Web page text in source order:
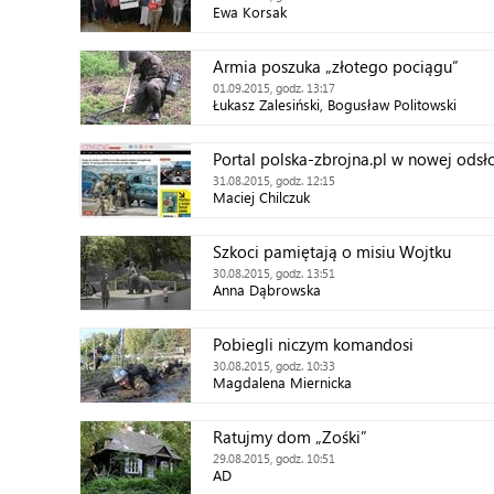
Ewa Korsak
Armia poszuka „złotego pociągu”
01.09.2015, godz. 13:17
Łukasz Zalesiński, Bogusław Politowski
Portal polska-zbrojna.pl w nowej
31.08.2015, godz. 12:15
Maciej Chilczuk
Szkoci pamiętają o misiu Wojtku
30.08.2015, godz. 13:51
Anna Dąbrowska
Pobiegli niczym komandosi
30.08.2015, godz. 10:33
Magdalena Miernicka
Ratujmy dom „Zośki”
29.08.2015, godz. 10:51
AD